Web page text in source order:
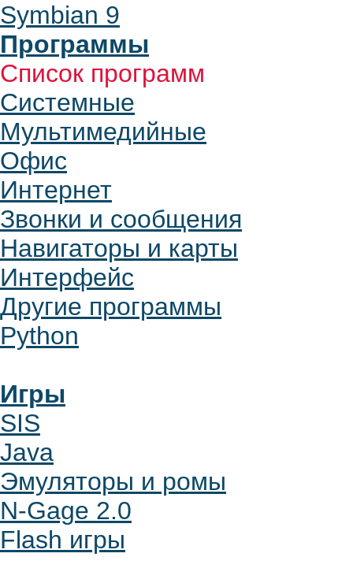
Symbian 9
Программы
Список программ
Системные
Мультимедийные
Офис
Интернет
Звонки и сообщения
Навигаторы и карты
Интерфейс
Другие программы
Python
Игры
SIS
Java
Эмуляторы и ромы
N-Gage 2.0
Flash игры